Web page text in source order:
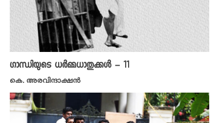
ഗാന്ധിയുടെ ധർമ്മധാതുക്കൾ – 11
കെ. അരവിന്ദാക്ഷൻ